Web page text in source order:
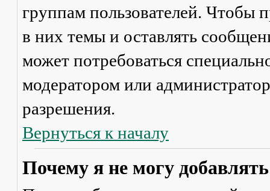
группам пользователей. Чтобы
в них темы и оставлять
может потребоваться
модератором или
разрешения.
Вернуться к началу
Почему я не могу